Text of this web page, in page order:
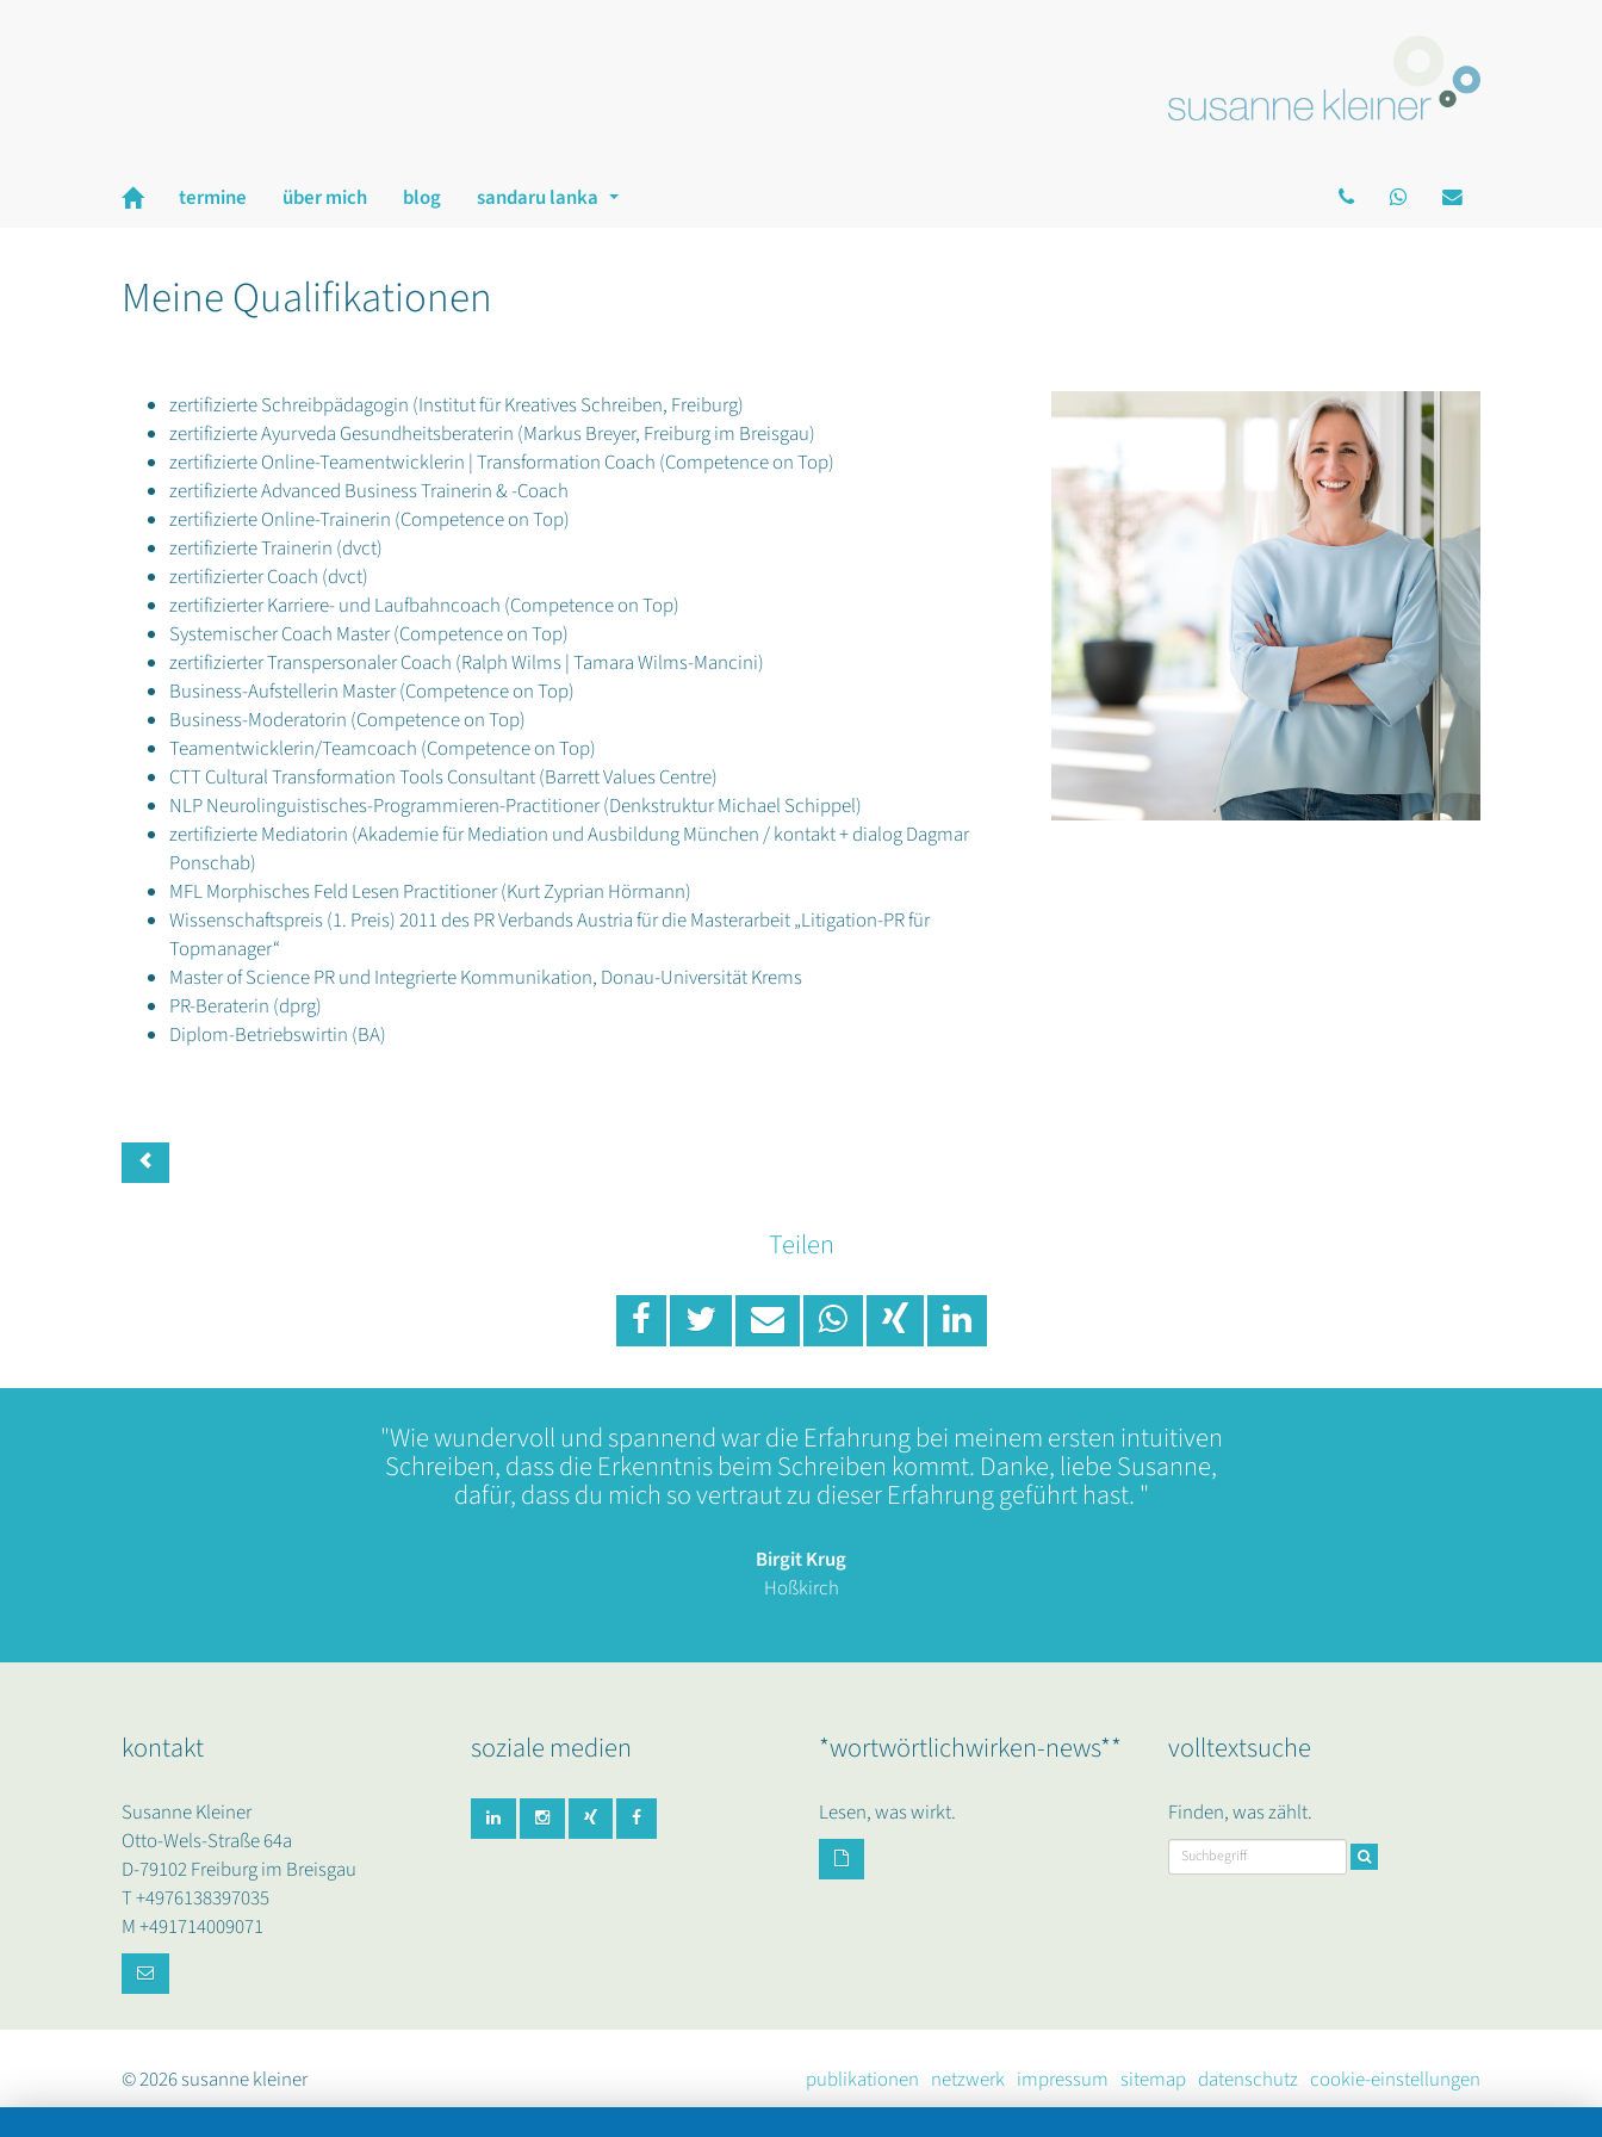
termine über mich blog sandaru lanka
Meine Qualifikationen
zertifizierte Schreibpädagogin (Institut für Kreatives Schreiben, Freiburg)
zertifizierte Ayurveda Gesundheitsberaterin (Markus Breyer, Freiburg im Breisgau)
zertifizierte Online-Teamentwicklerin | Transformation Coach (Competence on Top)
zertifizierte Advanced Business Trainerin & -Coach
zertifizierte Online-Trainerin (Competence on Top)
zertifizierte Trainerin (dvct)
zertifizierter Coach (dvct)
zertifizierter Karriere- und Laufbahncoach (Competence on Top)
Systemischer Coach Master (Competence on Top)
zertifizierter Transpersonaler Coach (Ralph Wilms | Tamara Wilms-Mancini)
Business-Aufstellerin Master (Competence on Top)
Business-Moderatorin (Competence on Top)
Teamentwicklerin/Teamcoach (Competence on Top)
CTT Cultural Transformation Tools Consultant (Barrett Values Centre)
NLP Neurolinguistisches-Programmieren-Practitioner (Denkstruktur Michael Schippel)
zertifizierte Mediatorin (Akademie für Mediation und Ausbildung München / kontakt + dialog Dagmar
Ponschab)
MFL Morphisches Feld Lesen Practitioner (Kurt Zyprian Hörmann)
Wissenschaftspreis (1. Preis) 2011 des PR Verbands Austria für die Masterarbeit „Litigation-PR für
Topmanager“
Master of Science PR und Integrierte Kommunikation, Donau-Universität Krems
PR-Beraterin (dprg)
Diplom-Betriebswirtin (BA)
Teilen
"Wie wundervoll und spannend war die Erfahrung bei meinem ersten intuitiven
Schreiben, dass die Erkenntnis beim Schreiben kommt. Danke, liebe Susanne,
dafür, dass du mich so vertraut zu dieser Erfahrung geführt hast. "
Birgit Krug
Hoßkirch
kontakt
Susanne Kleiner
Otto-Wels-Straße 64a
D-79102 Freiburg im Breisgau
T +4976138397035
M +491714009071
soziale medien *wortwörtlichwirken-news**
Lesen, was wirkt.
volltextsuche
Finden, was zählt.
© 2026 susanne kleiner publikationen netzwerk impressum sitemap datenschutz cookie-einstellungen